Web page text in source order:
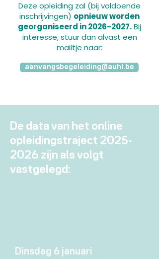
Deze opleiding zal (bij voldoende
inschrijvingen) opnieuw worden
georganiseerd in2026-2027.Bij
interesse, stuur dan alvast een
mailtje naar:
aanvangsbegeleiding@auhl.be
De data van het online
opleidingstraject 2025-
2026 zijn als volgt
vastgelegd:
Dinsdag 6 januari